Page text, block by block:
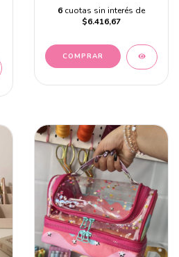
6 cuotas sin interés de
$6.416,67